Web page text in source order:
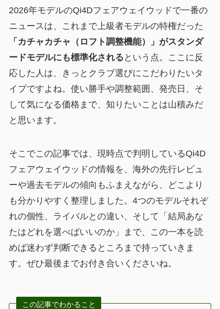
2026年モデルのQi4Dフェアウェイウッドで一番の
ニュースは、これまで上級者モデルの特権だった
「カチャカチャ（ロフト調整機能）」がスタンダ
ードモデルにも標準化される という点。ここに反
応した人は、きっとクラブ選びにこだわりたいタ
イプですよね。使い勝手や調整範囲、発売日、そ
して気になる価格まで、知りたいことは山積みだ
と思います。
そこでこの記事では、現時点で判明しているQi4D
フェアウェイウッドの情報を、海外の先行レビュ
ーや過去モデルの傾向もふまえながら、どこより
も分かりやすく整理しました。4つのモデルそれぞ
れの個性、ライバルとの違い、そして「結局あな
たはどれを選べばいいのか」まで、この一本を読
めば迷わず判断できるところまで持っていきま
す。ぜひ最後までお付き合いくださいね。
この記事でわかること